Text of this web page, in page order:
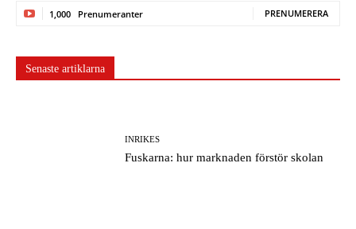
1,000 Prenumeranter PRENUMERERA
Senaste artiklarna
INRIKES
Fuskarna: hur marknaden förstör skolan